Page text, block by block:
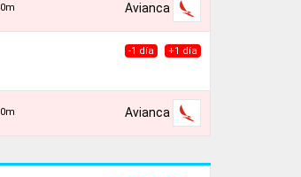
Avianca
-1 día +1 día
Avianca